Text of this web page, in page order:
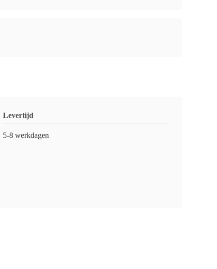
Levertijd
5-8 werkdagen